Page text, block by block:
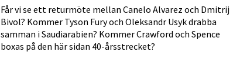
Får vi se ett returmöte mellan Canelo Alvarez och Dmitrij
Bivol? Kommer Tyson Fury och Oleksandr Usyk drabba
samman i Saudiarabien? Kommer Crawford och Spence
boxas på den här sidan 40-årsstrecket?